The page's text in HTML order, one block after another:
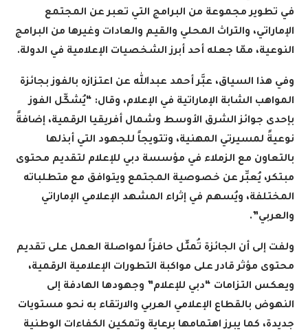
في تطوير مجموعة من البرامج التي تعبر عن المجتمع
الإماراتي، والتراث المحلي والقيم والعادات وغيرها من البرامج
النوعية، ممّا جعله أحد أبرز الشخصيات الإعلامية في الدولة.
وفي هذا السياق، عبَّر أحمد عبدالله عن اعتزازه بالفوز بجائزة
المواهب الشابة الإماراتية في الإعلام، وقال: “يُشكِّل الفوز
بإحدى جوائز الشرق الأوسط وشمال أفريقيا الرقمية، إضافةً
نوعيةً لمسيرتي المهنية، وتتويجاً للجهود التي أبذلها
بالتعاون مع الزملاء في مؤسسة دبي للإعلام لتقديم محتوى
مبتكر، يُعبِّر عن خصوصية المجتمع ويتوافق مع متطلباته
المختلفة، ويُسهم في إثراء المشهد الإعلامي الإماراتي
والعربي”.
ولفت إلى أن الجائزة تُمثِّل حافزاً لمواصلة العمل على تقديم
محتوى مؤثر قادر على مواكبة التطورات الإعلامية الرقمية،
ويعكس التزامات “دبي للإعلام” وجهودها الهادفة إلى
النهوض بالقطاع الإعلامي العربي والارتقاء به نحو مستويات
جديدة، كما يبرز اهتمامها برعاية وتمكين الكفاءات الوطنية